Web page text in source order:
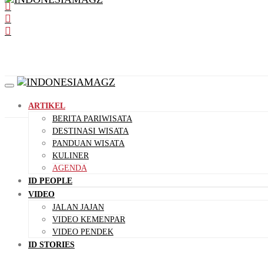
ARTIKEL
BERITA PARIWISATA
DESTINASI WISATA
PANDUAN WISATA
KULINER
AGENDA
ID PEOPLE
VIDEO
JALAN JAJAN
VIDEO KEMENPAR
VIDEO PENDEK
ID STORIES